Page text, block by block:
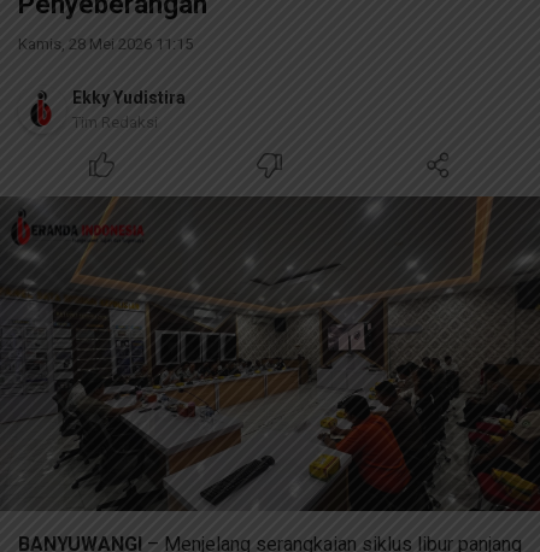
Kamis, 28 Mei 2026 11:15
Ekky Yudistira
Tim Redaksi
BANYUWANGI – Menjelang serangkaian siklus libur panjang